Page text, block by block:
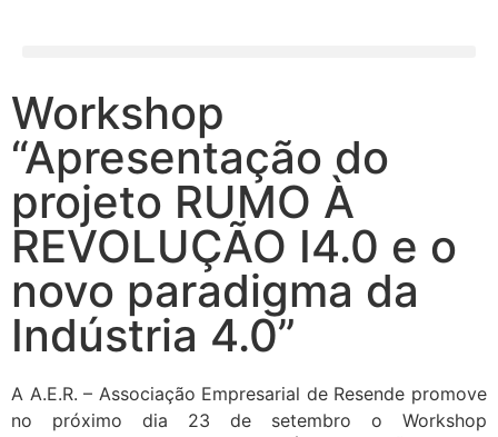
Workshop
“Apresentação do
projeto RUMO À
REVOLUÇÃO I4.0 e o
novo paradigma da
Indústria 4.0”
A A.E.R. – Associação Empresarial de Resende promove
no próximo dia 23 de setembro o Workshop